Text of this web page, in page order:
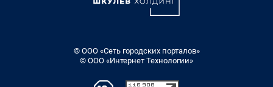
© ООО «Сеть городских порталов»
© ООО «Интернет Технологии»